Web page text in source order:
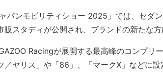
パンモビリティショー 2025」では、セダ
販スタディが公開され、ブランドの新たな方
Racingが展開する最高峰のコンプリ
／ヤリス」や「86」、「マークX」などに